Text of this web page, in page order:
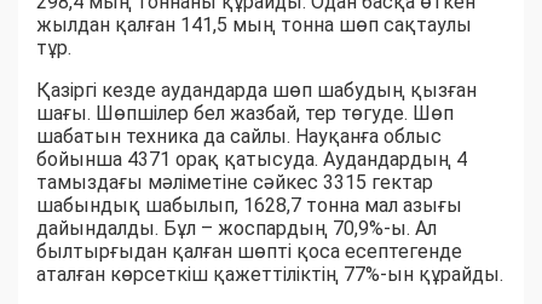
жылдан қалған 141,5 мың тонна шөп сақтаулы
тұр.
Қазіргі кезде аудандарда шөп шабудың қызған
шағы. Шөпшілер бел жазбай, тер төгуде. Шөп
шабатын техника да сайлы. Науқанға облыс
бойынша 4371 орақ қатысуда. Аудандардың 4
тамыздағы мәліметіне сәйкес 3315 гектар
шабындық шабылып, 1628,7 тонна мал азығы
дайындалды. Бұл – жоспардың 70,9%-ы. Ал
былтырғыдан қалған шөпті қоса есептегенде
аталған көрсеткіш қажеттіліктің 77%-ын құрайды.